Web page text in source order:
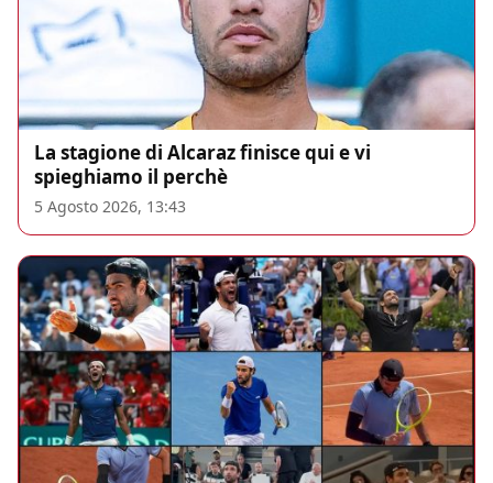
La stagione di Alcaraz finisce qui e vi
spieghiamo il perchè
5 Agosto 2026, 13:43